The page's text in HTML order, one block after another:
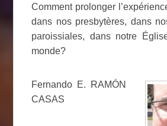
Comment prolonger
dans nos presbytères, dans
paroissiales, dans notre
monde?
Fernando E. RAMÓN
CASAS